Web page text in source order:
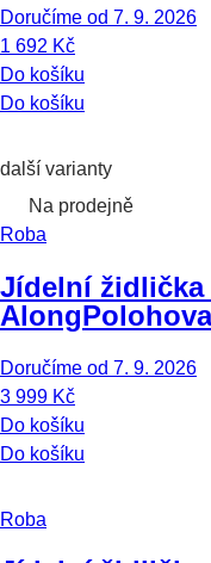
Doručíme od 7. 9. 2026
1 692 Kč
Do košíku
Do košíku
další varianty
Na prodejně
Roba
Jídelní židlička
Along
Doručíme od 7. 9. 2026
3 999 Kč
Do košíku
Do košíku
Roba